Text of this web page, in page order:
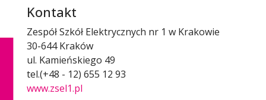
Kontakt
Zespół Szkół Elektrycznych nr 1 w Krakowie
30-644 Kraków
ul. Kamieńskiego 49
tel.(+48 - 12) 655 12 93
www.zsel1.pl